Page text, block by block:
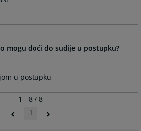
mogu doći do sudije u postupku?
u postupku
1 - 8 / 8
1